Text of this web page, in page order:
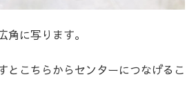
角に写ります。
とこちらからセンターにつなげるこ